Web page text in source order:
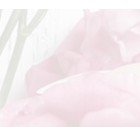
°-12°° geöffnet